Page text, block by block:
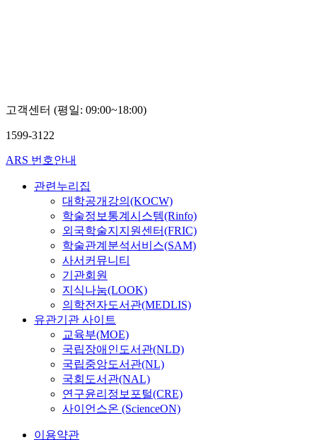
고객센터 (평일: 09:00~18:00)
1599-3122
ARS 번호안내
관련누리집
대학공개강의(KOCW)
학술정보통계시스템(Rinfo)
외국학술지지원센터(FRIC)
학술관계분석서비스(SAM)
사서커뮤니티
기관회원
지식나눔(LOOK)
의학전자도서관(MEDLIS)
유관기관 사이트
교육부(MOE)
국립장애인도서관(NLD)
국립중앙도서관(NL)
국회도서관(NAL)
연구윤리정보포털(CRE)
사이언스온 (ScienceON)
이용약관